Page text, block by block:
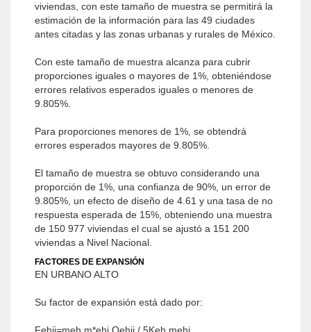
viviendas, con este tamaño de muestra se permitirá la
estimación de la información para las 49 ciudades
antes citadas y las zonas urbanas y rurales de México.
Con este tamaño de muestra alcanza para cubrir
proporciones iguales o mayores de 1%, obteniéndose
errores relativos esperados iguales o menores de
9.805%.
Para proporciones menores de 1%, se obtendrá
errores esperados mayores de 9.805%.
El tamaño de muestra se obtuvo considerando una
proporción de 1%, una confianza de 90%, un error de
9.805%, un efecto de diseño de 4.61 y una tasa de no
respuesta esperada de 15%, obteniendo una muestra
de 150 977 viviendas el cual se ajustó a 151 200
viviendas a Nivel Nacional.
FACTORES DE EXPANSIÓN
EN URBANO ALTO
Su factor de expansión está dado por: